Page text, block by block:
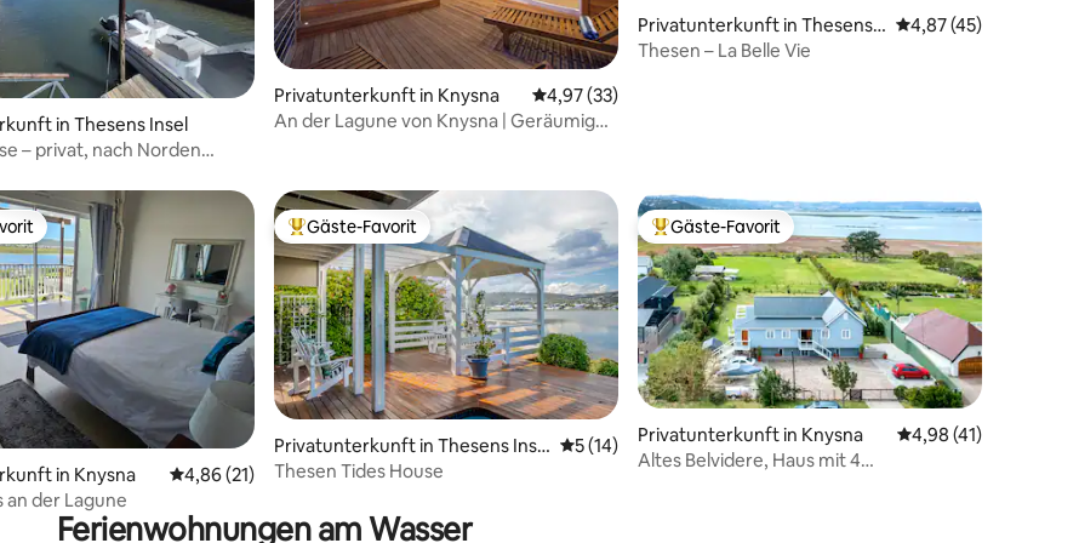
4,8 von 5, 116 Bewertungen
in Thesens Insel
– privat, nach Norden
Privatunterkunft in Knysna Durchschnittliche Bewertung: 4,97 von 5, 33 Bewertungen
4,97 (33)
An der Lagune von Knysna | Geräumige
Privatunterkunft in Thesens I
nsel
Durchschnittliche
4,87 (45)
Thesen – La Belle Vie
4,91 von 5, 11 Bewertungen
in Knysna Durchschnittliche Bewertung: 4,86 von 5, 21 Bewertungen
4,86 (21)
an der Lagune
Beliebter Gäste-Favorit.
Gäste-Favorit
Privatunterkunft in Thesens Inse
l
Durchschnittliche Bewertung: 5 von 5, 14 Bewertungen
5 (14)
Thesen Tides House
Beliebter Gäste-Favorit.
Gäste-Favorit
Privatunterkunft in Knysna Durchschnittliche
4,98 (41)
Altes Belvidere, Haus mit 4
Ferienwohnungen am Wasser